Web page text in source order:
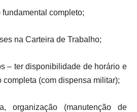
completo;
na Carteira de Trabalho;
– ter disponibilidade de horário e
completa (com dispensa militar);
organização (manutenção de